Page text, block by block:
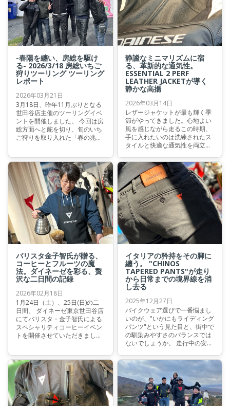
-春陽を纏い、房総を駆け
る- 2026/3/18 房総いちご
狩りツーリング ツーリング
レポート
2026年03月21日
3月18日、昨年11月ぶりとなる
世田谷店主催のツーリングイベ
ントを開催しました。 今回は房
総方面へと舵を切り、旬のいち
ご狩りを取り入れた「春の兆し
静謐なミニマリズムに宿
る、革新的な通気性。
ESSENTIAL 2 PERF
LEATHER JACKETが導く
静かな高揚
2026年03月14日
レザージャケットが最も輝く季
節がやってきました。心地よい
風を感じながら走るこの時期、
手に入れたいのは洗練されたス
タイルと快適な通気性を両立し
したミニマルなデザインに、全
身のパンチング加工がもたらす
爽快感は、まさに春のライディ
ングにおける理想形と言えるで
しょう。
バリスタ金子智氏が贈る、
コーヒーとフルーツの魔
法。ダイネーゼを彩る、贅
沢な二日間の記録
2026年02月18日
1月24日（土）、25日(日)の二
日間、 ダイネーゼ東京世田谷店
にてバリスタ・金子智氏による
スペシャリティコーヒーイベン
トを開催させていただきまし
「スペシャルティコーヒーとフ
ルーツのマリアージュ」をテー
マに季節に合ったフルーツをご
用意し、スペシャルティコーヒ
ーとの絶妙なマリアージュを楽
しんで頂きました。
イタリアの矜持をその脚に
纏う。 "CHINOS
TAPERED PANTS"が走り
から日常までの境界線を消
し去る
2025年12月27日
バイクウェア選びで一番悩まし
いのが、"いかにもライディング
パンツ"という見た目と、街中で
の馴染みやすさのバランスでは
ないでしょうか。 走行中の安全
が、カフェに立ち寄ったり、そ
のまま観光地などを散策に行け
るスマートさも欲しい。